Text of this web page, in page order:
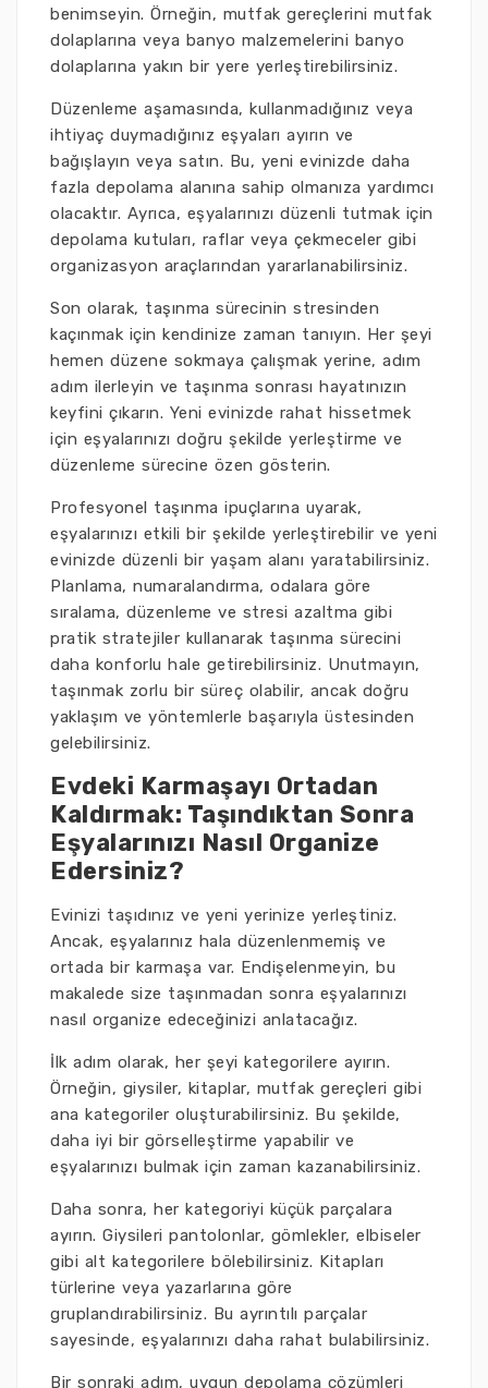
benimseyin. Örneğin, mutfak gereçlerini mutfak
dolaplarına veya banyo malzemelerini banyo
dolaplarına yakın bir yere yerleştirebilirsiniz.
Düzenleme aşamasında, kullanmadığınız veya
ihtiyaç duymadığınız eşyaları ayırın ve
bağışlayın veya satın. Bu, yeni evinizde daha
fazla depolama alanına sahip olmanıza yardımcı
olacaktır. Ayrıca, eşyalarınızı düzenli tutmak için
depolama kutuları, raflar veya çekmeceler gibi
organizasyon araçlarından yararlanabilirsiniz.
Son olarak, taşınma sürecinin stresinden
kaçınmak için kendinize zaman tanıyın. Her şeyi
hemen düzene sokmaya çalışmak yerine, adım
adım ilerleyin ve taşınma sonrası hayatınızın
keyfini çıkarın. Yeni evinizde rahat hissetmek
için eşyalarınızı doğru şekilde yerleştirme ve
düzenleme sürecine özen gösterin.
Profesyonel taşınma ipuçlarına uyarak,
eşyalarınızı etkili bir şekilde yerleştirebilir ve yeni
evinizde düzenli bir yaşam alanı yaratabilirsiniz.
Planlama, numaralandırma, odalara göre
sıralama, düzenleme ve stresi azaltma gibi
pratik stratejiler kullanarak taşınma sürecini
daha konforlu hale getirebilirsiniz. Unutmayın,
taşınmak zorlu bir süreç olabilir, ancak doğru
yaklaşım ve yöntemlerle başarıyla üstesinden
gelebilirsiniz.
Evdeki Karmaşayı Ortadan
Kaldırmak: Taşındıktan Sonra
Eşyalarınızı Nasıl Organize
Edersiniz?
Evinizi taşıdınız ve yeni yerinize yerleştiniz.
Ancak, eşyalarınız hala düzenlenmemiş ve
ortada bir karmaşa var. Endişelenmeyin, bu
makalede size taşınmadan sonra eşyalarınızı
nasıl organize edeceğinizi anlatacağız.
İlk adım olarak, her şeyi kategorilere ayırın.
Örneğin, giysiler, kitaplar, mutfak gereçleri gibi
ana kategoriler oluşturabilirsiniz. Bu şekilde,
daha iyi bir görselleştirme yapabilir ve
eşyalarınızı bulmak için zaman kazanabilirsiniz.
Daha sonra, her kategoriyi küçük parçalara
ayırın. Giysileri pantolonlar, gömlekler, elbiseler
gibi alt kategorilere bölebilirsiniz. Kitapları
türlerine veya yazarlarına göre
gruplandırabilirsiniz. Bu ayrıntılı parçalar
sayesinde, eşyalarınızı daha rahat bulabilirsiniz.
Bir sonraki adım, uygun depolama çözümleri